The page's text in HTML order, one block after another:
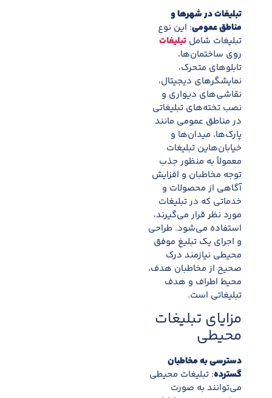
تبلیغات در شهرها و
مناطق عمومی: این نوع
تبلیغات شامل تبلیغات
روی ساختمان‌ها،
تابلوهای متحرک،
نمایشگرهای دیجیتال،
نقاشی‌های دیواری و
نصب تخته‌های تبلیغاتی
در مناطق عمومی مانند
پارک‌ها، میدان‌ها و
خیابان‌هاین تبلیغات
معمولاً به منظور جذب
توجه مخاطبان و افزایش
آگاهی از محصولات و
خدماتی که در تبلیغات
مورد نظر قرار می‌گیرند،
استفاده می‌شود. طراحی
و اجرای یک تبلیغ موفق
محیطی نیازمند درک
صحیح از مخاطبان هدف،
محیط اطراف و هدف
تبلیغاتی است.
مزایای تبلیغات
محیطی
دسترسی به مخاطبان
گسترده: تبلیغات محیطی
می‌توانند به صورت